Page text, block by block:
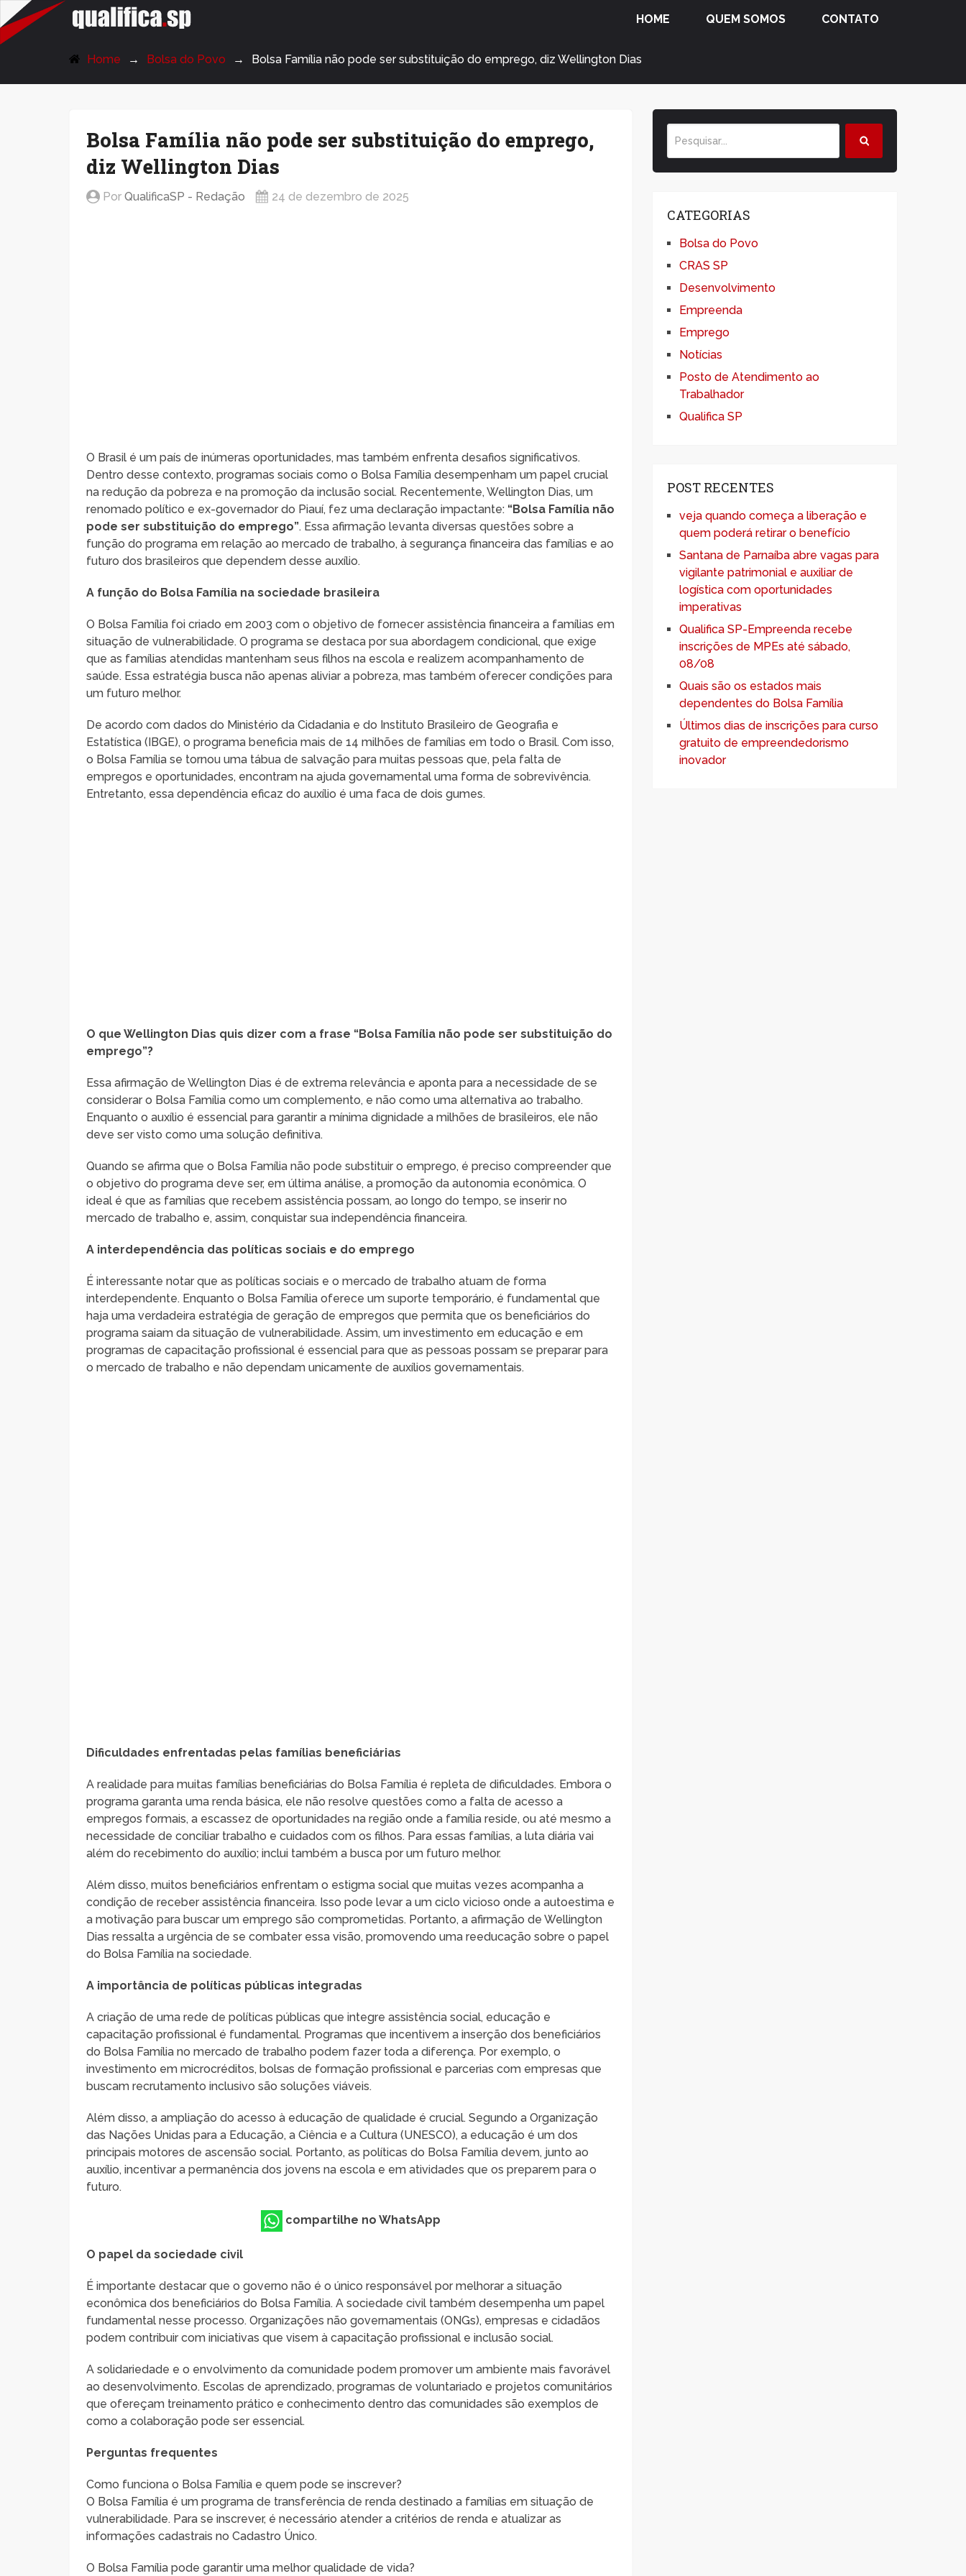
QualificaSP.com HOME QUEM SOMOS CONTATO
Home Bolsa do Povo Bolsa Família não pode ser substituição do emprego, diz Wellington Dias
Bolsa Família não pode ser substituição do emprego,
diz Wellington Dias
PorQualificaSP - Redação 24 de dezembro de 2025
O Brasil é um país de inúmeras oportunidades, mas também enfrenta desafios significativos.
Dentro desse contexto, programas sociais como o Bolsa Família desempenham um papel crucial
na redução da pobreza e na promoção da inclusão social. Recentemente, Wellington Dias, um
renomado político e ex-governador do Piauí, fez uma declaração impactante: “Bolsa Família não
pode ser substituição do emprego”. Essa afirmação levanta diversas questões sobre a
função do programa em relação ao mercado de trabalho, à segurança financeira das famílias e ao
futuro dos brasileiros que dependem desse auxílio.
A função do Bolsa Família na sociedade brasileira
O Bolsa Família foi criado em 2003 com o objetivo de fornecer assistência financeira a famílias em
situação de vulnerabilidade. O programa se destaca por sua abordagem condicional, que exige
que as famílias atendidas mantenham seus filhos na escola e realizem acompanhamento de
saúde. Essa estratégia busca não apenas aliviar a pobreza, mas também oferecer condições para
um futuro melhor.
De acordo com dados do Ministério da Cidadania e do Instituto Brasileiro de Geografia e
Estatística (IBGE), o programa beneficia mais de 14 milhões de famílias em todo o Brasil. Com isso,
o Bolsa Família se tornou uma tábua de salvação para muitas pessoas que, pela falta de
empregos e oportunidades, encontram na ajuda governamental uma forma de sobrevivência.
Entretanto, essa dependência eficaz do auxílio é uma faca de dois gumes.
O que Wellington Dias quis dizer com a frase “Bolsa Família não pode ser substituição do
emprego”?
Essa afirmação de Wellington Dias é de extrema relevância e aponta para a necessidade de se
considerar o Bolsa Família como um complemento, e não como uma alternativa ao trabalho.
Enquanto o auxílio é essencial para garantir a mínima dignidade a milhões de brasileiros, ele não
deve ser visto como uma solução definitiva.
Quando se afirma que o Bolsa Família não pode substituir o emprego, é preciso compreender que
o objetivo do programa deve ser, em última análise, a promoção da autonomia econômica. O
ideal é que as famílias que recebem assistência possam, ao longo do tempo, se inserir no
mercado de trabalho e, assim, conquistar sua independência financeira.
A interdependência das políticas sociais e do emprego
É interessante notar que as políticas sociais e o mercado de trabalho atuam de forma
interdependente. Enquanto o Bolsa Família oferece um suporte temporário, é fundamental que
haja uma verdadeira estratégia de geração de empregos que permita que os beneficiários do
programa saiam da situação de vulnerabilidade. Assim, um investimento em educação e em
programas de capacitação profissional é essencial para que as pessoas possam se preparar para
o mercado de trabalho e não dependam unicamente de auxílios governamentais.
Dificuldades enfrentadas pelas famílias beneficiárias
A realidade para muitas famílias beneficiárias do Bolsa Família é repleta de dificuldades. Embora o
programa garanta uma renda básica, ele não resolve questões como a falta de acesso a
empregos formais, a escassez de oportunidades na região onde a família reside, ou até mesmo a
necessidade de conciliar trabalho e cuidados com os filhos. Para essas famílias, a luta diária vai
além do recebimento do auxílio; inclui também a busca por um futuro melhor.
Além disso, muitos beneficiários enfrentam o estigma social que muitas vezes acompanha a
condição de receber assistência financeira. Isso pode levar a um ciclo vicioso onde a autoestima e
a motivação para buscar um emprego são comprometidas. Portanto, a afirmação de Wellington
Dias ressalta a urgência de se combater essa visão, promovendo uma reeducação sobre o papel
do Bolsa Família na sociedade.
A importância de políticas públicas integradas
A criação de uma rede de políticas públicas que integre assistência social, educação e
capacitação profissional é fundamental. Programas que incentivem a inserção dos beneficiários
do Bolsa Família no mercado de trabalho podem fazer toda a diferença. Por exemplo, o
investimento em microcréditos, bolsas de formação profissional e parcerias com empresas que
buscam recrutamento inclusivo são soluções viáveis.
Além disso, a ampliação do acesso à educação de qualidade é crucial. Segundo a Organização
das Nações Unidas para a Educação, a Ciência e a Cultura (UNESCO), a educação é um dos
principais motores de ascensão social. Portanto, as políticas do Bolsa Família devem, junto ao
auxílio, incentivar a permanência dos jovens na escola e em atividades que os preparem para o
futuro.
compartilhe no WhatsApp
O papel da sociedade civil
É importante destacar que o governo não é o único responsável por melhorar a situação
econômica dos beneficiários do Bolsa Família. A sociedade civil também desempenha um papel
fundamental nesse processo. Organizações não governamentais (ONGs), empresas e cidadãos
podem contribuir com iniciativas que visem à capacitação profissional e inclusão social.
A solidariedade e o envolvimento da comunidade podem promover um ambiente mais favorável
ao desenvolvimento. Escolas de aprendizado, programas de voluntariado e projetos comunitários
que ofereçam treinamento prático e conhecimento dentro das comunidades são exemplos de
como a colaboração pode ser essencial.
Perguntas frequentes
Como funciona o Bolsa Família e quem pode se inscrever?
O Bolsa Família é um programa de transferência de renda destinado a famílias em situação de
vulnerabilidade. Para se inscrever, é necessário atender a critérios de renda e atualizar as
informações cadastrais no Cadastro Único.
O Bolsa Família pode garantir uma melhor qualidade de vida?
CATEGORIAS
Bolsa do Povo
CRAS SP
Desenvolvimento
Empreenda
Emprego
Notícias
Posto de Atendimento ao
Trabalhador
Qualifica SP
POST RECENTES
veja quando começa a liberação e
quem poderá retirar o benefício
Santana de Parnaíba abre vagas para
vigilante patrimonial e auxiliar de
logística com oportunidades
imperativas
Qualifica SP-Empreenda recebe
inscrições de MPEs até sábado,
08/08
Quais são os estados mais
dependentes do Bolsa Família
Últimos dias de inscrições para curso
gratuito de empreendedorismo
inovador